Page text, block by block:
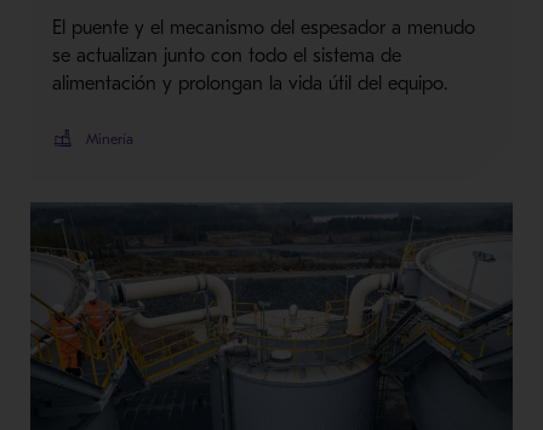
El puente y el mecanismo del espesador a menudo
se actualizan junto con todo el sistema de
alimentación y prolongan la vida útil del equipo.
Minería